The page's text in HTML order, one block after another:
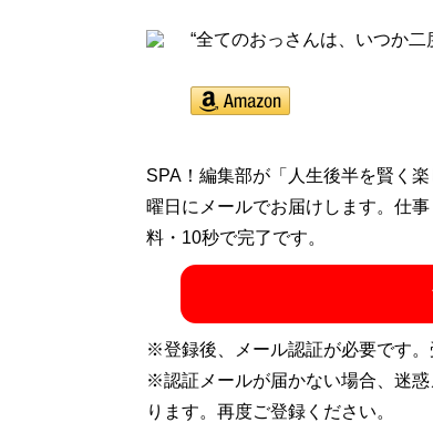
生み出す。本連載と同名の処女作「
の掟（アスコム）」が発売。twitter（
『 pato「
“全てのおっさんは、いつか
SPA！編集部が「人生後半を賢く
曜日にメールでお届けします。仕
料・10秒で完了です。
※登録後、メール認証が必要です。
※認証メールが届かない場合、迷
ります。再度ご登録ください。